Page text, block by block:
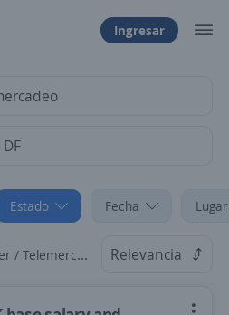
Ingresar
Estado Fecha
Ciudad de México DF Relevancia